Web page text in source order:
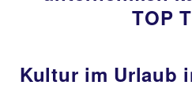
TOP
Kultur im Urlaub